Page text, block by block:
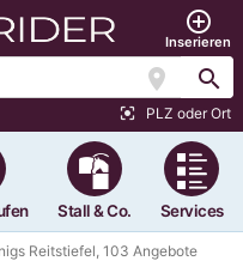
add_circle_outline
Inserieren
location_on search
center_focus_strong PLZ oder Ort
Stall & Co. Services
Reitstiefel, 103 Angebote